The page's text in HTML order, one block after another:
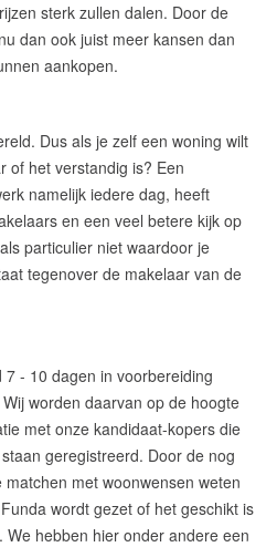
sterk zullen dalen. Door de
dan ook juist meer kansen dan
aankopen.
Dus als je zelf een woning wilt
of het verstandig is? Een
namelijk iedere dag, heeft
en een veel betere kijk op
particulier niet waardoor je
tegenover de makelaar van de
- 10 dagen in voorbereiding
worden daarvan op de hoogte
met onze kandidaat-kopers die
staan geregistreerd. Door de nog
met woonwensen weten
wordt gezet of het geschikt is
hebben hier onder andere een